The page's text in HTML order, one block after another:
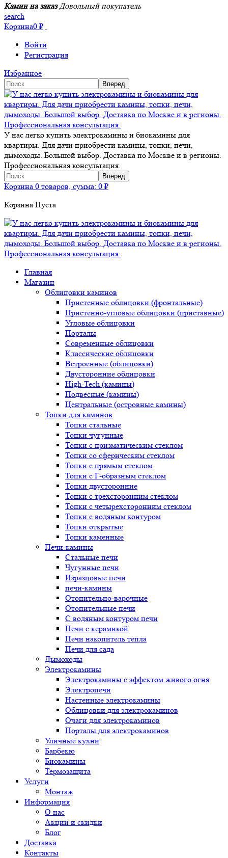
Камин на заказ Довольный покупатель
search
Корзина0 ₽
Войти
Регистрация
Избранное
У нас легко купить электрокамины и биокамины для
квартиры. Для дачи приобрести камины, топки, печи,
дымоходы. Большой выбор. Доставка по Москве и в регионы.
Профессиональная консультация.
Корзина 0 товаров, сумма: 0 ₽
Корзина Пуста
Главная
Магазин
Облицовки каминов
Пристенные облицовки (фронтальные)
Пристенно-угловые облицовки (приставные)
Угловые облицовки
Порталы
Современные облицовки
Классические облицовки
Встроенные (облицовки)
Двусторонние облицовки
High-Tech (камины)
Подвесные (камины)
Центральные (островные камины)
Топки для каминов
Топки стальные
Топки чугунные
Топки с призматическим стеклом
Топки со сферическим стеклом
Топки с прямым стеклом
Топки с Г-образным стеклом
Топки двусторонние
Топки с трехсторонним стеклом
Топки с четырехсторонним стеклом
Топки с водяным контуром
Топки открытые
Топки каменные
Печи-камины
Стальные печи
Чугунные печи
Изразцовые печи
печи-камины
Отопительно-варочные
Отопительные печи
С водяным контуром печи
Печи с керамикой
Печи накопитель тепла
Печи для сада
Дымоходы
Электрокамины
Электрокамины с эффектом живого огня
Электропечи
Настенные электрокамины
Облицовки для электрокаминов
Очаги для электрокаминов
Порталы для электрокаминов
Уличные кухни
Барбекю
Биокамины
Термозащита
Услуги
Монтаж
Информация
О нас
Акции и скидки
Блог
Доставка
Контакты